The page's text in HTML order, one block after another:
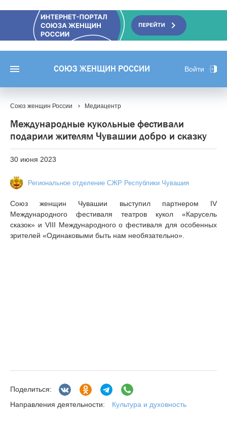
СОЮЗ ЖЕНЩИН РОССИИ Войти
Союз женщин России Медиацентр
Международные кукольные фестивали
подарили жителям Чувашии добро и сказку
30 июня 2023
Региональное отделение СЖР Республики Чувашия
Союз женщин Чувашии выступил партнером IV
Международного фестиваля театров кукол «Карусель
сказок» и VIII Международного о фестиваля для особенных
зрителей «Одинаковыми быть нам необязательно».
Поделиться:
Направления деятельности:
Культура и духовность